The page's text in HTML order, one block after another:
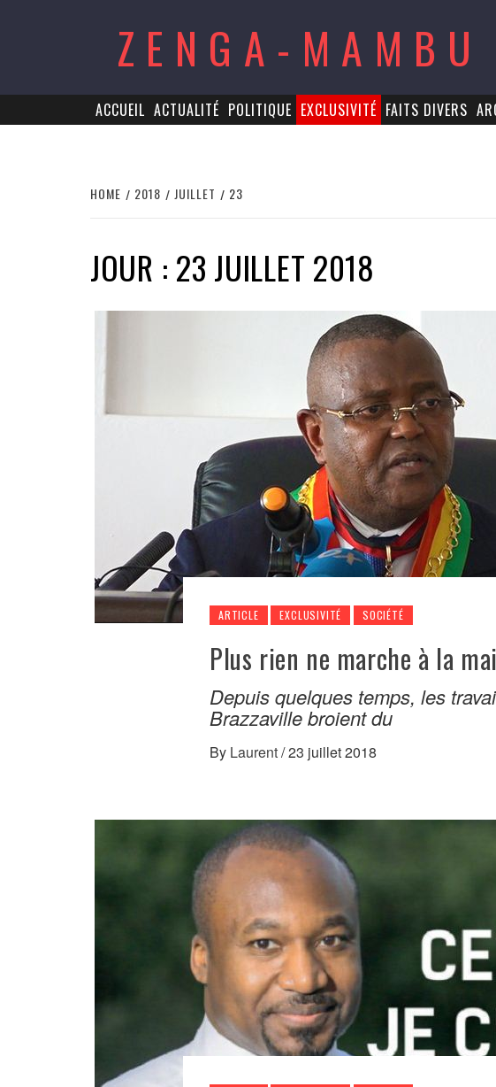
ZENGA-MAMBU
ACCUEIL ACTUALITÉ POLITIQUE EXCLUSIVITÉ FAITS DIVERS
HOME 2018 JUILLET 23
JOUR : 23 JUILLET 2018
ARTICLE EXCLUSIVITÉ SOCIÉTÉ
Plus rien ne marche à la
Depuis quelques temps, les
Brazzaville broient du
By Laurent/23 juillet 2018